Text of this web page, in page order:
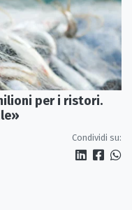
per i ristori.
Condividi su: